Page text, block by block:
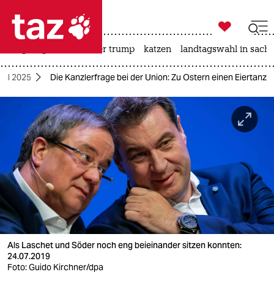
 taz zahl ich
taz zahl ich
themen
politik
öko
gesellschaft
kultur
sport

taz zahl ich
usa unter trump katzen landtagswahl in
2025 Die Kanzlerfrage bei der Union: Zu Ostern einen Eiertanz
Als Laschet und Söder noch eng beieinander sitzen konnten:
24.07.2019
Foto: Guido Kirchner/dpa